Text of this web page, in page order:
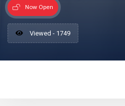
Now Open
Viewed - 1749